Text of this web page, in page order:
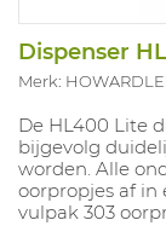
Dispenser
Merk:
De HL400 Lite
bijgevolg
worden. Alle
oorpropjes af in
vulpak 303